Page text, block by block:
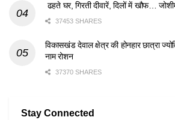
ढहते घर, गिरती दीवारें, दिलों में खौफ…
37453 SHARES
विकासखंड देवाल क्षेत्र की होनहार छात्रा
नाम रोशन
37370 SHARES
Stay Connected